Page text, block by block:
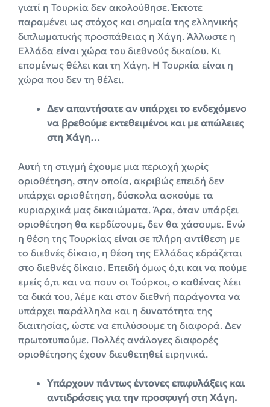
γιατί η Τουρκία δεν ακολούθησε. Έκτοτε
παραμένει ως στόχος και σημαία της ελληνικής
διπλωματικής προσπάθειας η Χάγη. Άλλωστε η
Ελλάδα είναι χώρα του διεθνούς δικαίου. Κι
επομένως θέλει και τη Χάγη. Η Τουρκία είναι η
χώρα που δεν τη θέλει.
Δεν απαντήσατε αν υπάρχει το ενδεχόμενο
να βρεθούμε εκτεθειμένοι και με απώλειες
στη Χάγη…
Αυτή τη στιγμή έχουμε μια περιοχή χωρίς
οριοθέτηση, στην οποία, ακριβώς επειδή δεν
υπάρχει οριοθέτηση, δύσκολα ασκούμε τα
κυριαρχικά μας δικαιώματα. Άρα, όταν υπάρξει
οριοθέτηση θα κερδίσουμε, δεν θα χάσουμε. Ενώ
η θέση της Τουρκίας είναι σε πλήρη αντίθεση με
το διεθνές δίκαιο, η θέση της Ελλάδας εδράζεται
στο διεθνές δίκαιο. Επειδή όμως ό,τι και να πούμε
εμείς ό,τι και να πουν οι Τούρκοι, ο καθένας λέει
τα δικά του, λέμε και στον διεθνή παράγοντα να
υπάρχει παράλληλα και η δυνατότητα της
διαιτησίας, ώστε να επιλύσουμε τη διαφορά. Δεν
πρωτοτυπούμε. Πολλές ανάλογες διαφορές
οριοθέτησης έχουν διευθετηθεί ειρηνικά.
Υπάρχουν πάντως έντονες επιφυλάξεις και
αντιδράσεις για την προσφυγή στη Χάγη.